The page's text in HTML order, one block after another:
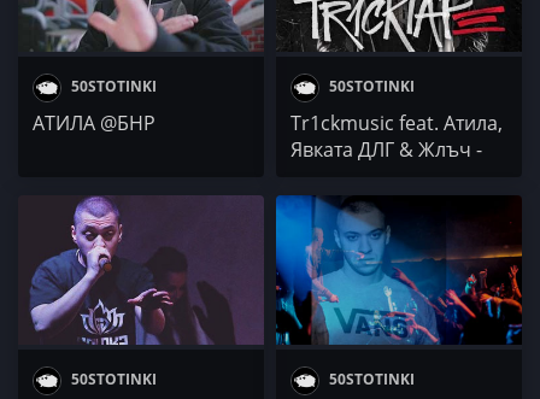
50STOTINKI
АТИЛА @БНР
50STOTINKI
Tr1ckmusic feat. Атила,
Явката ДЛГ & Жлъч -
50STOTINKI 50STOTINKI